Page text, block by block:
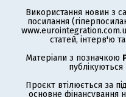
Використання новин з
посилання
статей, інтерв'ю
Матеріали з позначкою
Проєкт втілюється за
основне фінансування